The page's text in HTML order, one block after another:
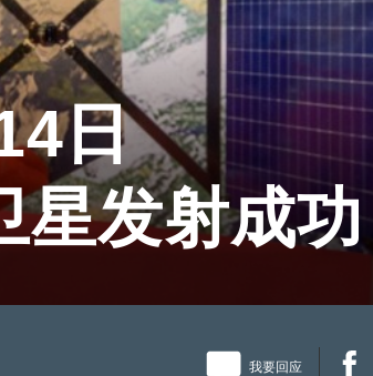
日
星发射成功
我要回应